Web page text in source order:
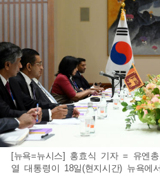
[뉴욕=뉴시스] 홍효식 기자 = 유엔
열 대통령이 18일(현지시간) 뉴욕에